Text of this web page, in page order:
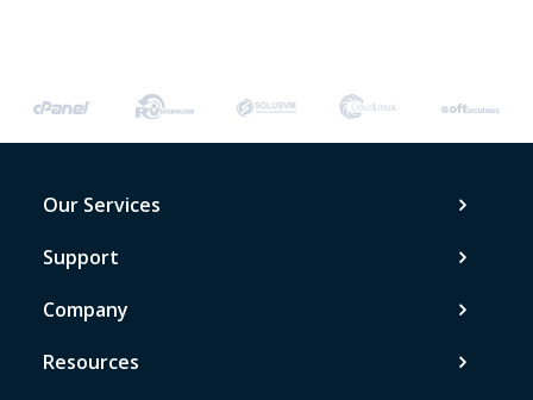
Our Services
Support
Company
Resources